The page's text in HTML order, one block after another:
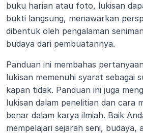
buku harian atau foto, lukisan
bukti langsung, menawarkan
dibentuk oleh pengalaman
budaya dari pembuatannya.
Panduan ini membahas
lukisan memenuhi syarat sebagai
kapan tidak. Panduan ini juga
lukisan dalam penelitian dan cara
benar dalam karya ilmiah. Baik
mempelajari sejarah seni, budaya,